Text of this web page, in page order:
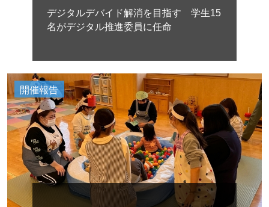
デジタルデバイド解消を目指す 学生15
名がデジタル推進委員に任命
開催報告